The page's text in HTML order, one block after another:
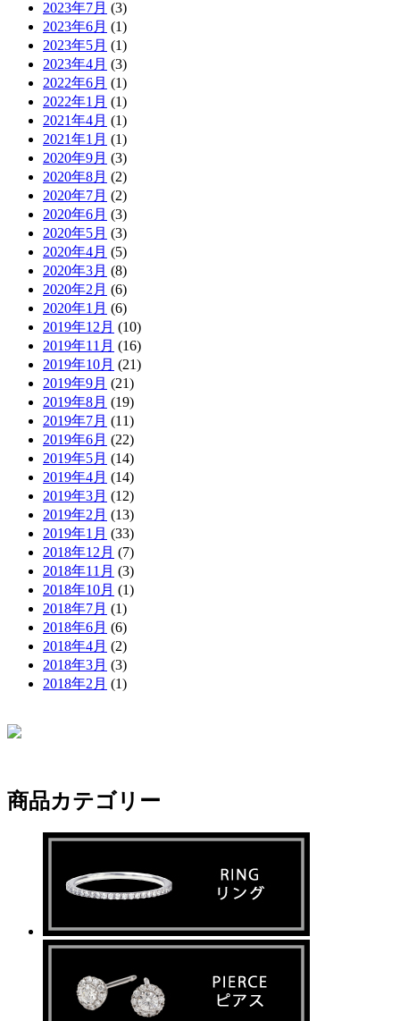
2023年7月 (3)
2023年6月 (1)
2023年5月 (1)
2023年4月 (3)
2022年6月 (1)
2022年1月 (1)
2021年4月 (1)
2021年1月 (1)
2020年9月 (3)
2020年8月 (2)
2020年7月 (2)
2020年6月 (3)
2020年5月 (3)
2020年4月 (5)
2020年3月 (8)
2020年2月 (6)
2020年1月 (6)
2019年12月 (10)
2019年11月 (16)
2019年10月 (21)
2019年9月 (21)
2019年8月 (19)
2019年7月 (11)
2019年6月 (22)
2019年5月 (14)
2019年4月 (14)
2019年3月 (12)
2019年2月 (13)
2019年1月 (33)
2018年12月 (7)
2018年11月 (3)
2018年10月 (1)
2018年7月 (1)
2018年6月 (6)
2018年4月 (2)
2018年3月 (3)
2018年2月 (1)
商品カテゴリー